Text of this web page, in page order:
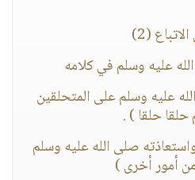
(2)
عليه وسلم في كلامه
عليه وسلم على المتحلقين
حلقا ) .
صلى الله عليه وسلم
أمور أخرى )